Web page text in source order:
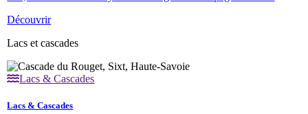
Découvrir
Lacs et cascades
Lacs & Cascades
Lacs & Cascades